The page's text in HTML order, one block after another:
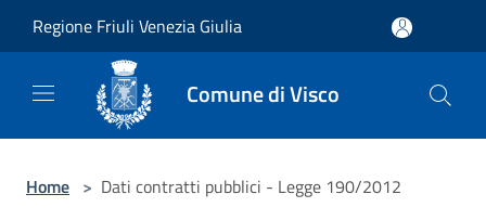
Regione Friuli Venezia Giulia
Comune di Visco
Home > Dati contratti pubblici - Legge 190/2012